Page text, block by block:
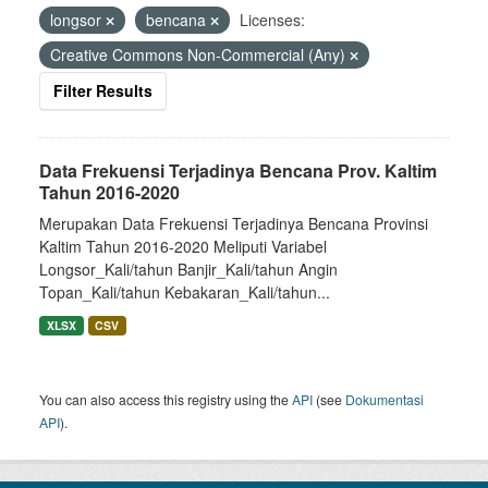
longsor
bencana
Licenses:
Creative Commons Non-Commercial (Any)
Filter Results
Data Frekuensi Terjadinya Bencana Prov. Kaltim
Tahun 2016-2020
Merupakan Data Frekuensi Terjadinya Bencana Provinsi
Kaltim Tahun 2016-2020 Meliputi Variabel
Longsor_Kali/tahun Banjir_Kali/tahun Angin
Topan_Kali/tahun Kebakaran_Kali/tahun...
XLSX CSV
You can also access this registry using theAPI (see Dokumentasi
API).